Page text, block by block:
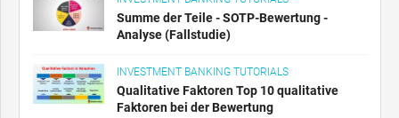
Summe der Teile - SOTP-Bewertung -
Analyse (Fallstudie)
INVESTMENT BANKING TUTORIALS
Qualitative Faktoren Top 10 qualitative
Faktoren bei der Bewertung